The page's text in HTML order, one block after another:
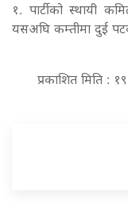
१. पार्टीको स्थायी
यसअघि कम्तीमा दुई
प्रकाशित मिति :